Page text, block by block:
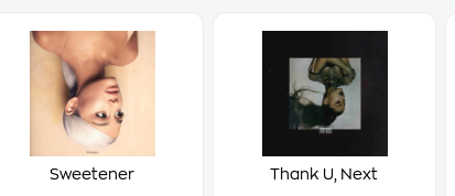
Sweetener Thank U, Next